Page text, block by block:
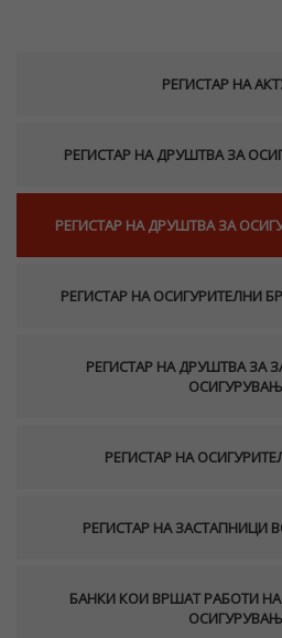
РЕГИСТАР НА
РЕГИСТАР НА ДРУШТВА ЗА
РЕГИСТАР НА ДРУШТВА ЗА
РЕГИСТАР НА ОСИГУРИТЕЛНИ
РЕГИСТАР НА ДРУШТВА ЗА
РЕГИСТАР НА
РЕГИСТАР НА ЗАСТАПНИЦИ
БАНКИ КОИ ВРШАТ РАБОТИ